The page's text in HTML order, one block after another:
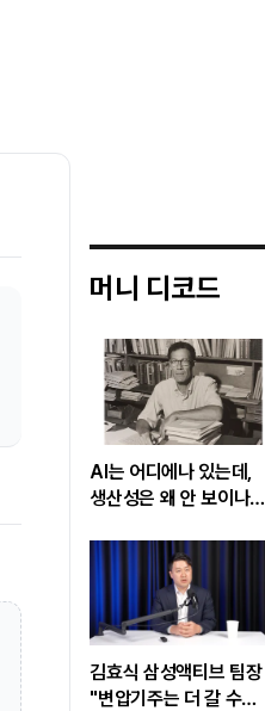
머니 디코드
AI는 어디에나 있는데,
생산성은 왜 안 보이나…
‘솔로우 패러독스’
김효식 삼성액티브 팀장
"변압기주는 더 갈 수